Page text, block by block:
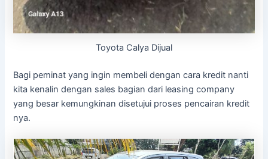
Toyota Calya Dijual
Bagi peminat yang ingin membeli dengan cara kredit nanti
kita kenalin dengan sales bagian dari leasing company
yang besar kemungkinan disetujui proses pencairan kredit
nya.